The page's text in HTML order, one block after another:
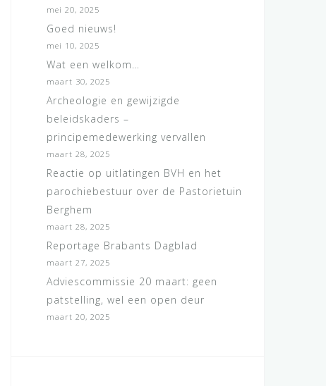
mei 20, 2025
Goed nieuws!
mei 10, 2025
Wat een welkom…
maart 30, 2025
Archeologie en gewijzigde
beleidskaders –
principemedewerking vervallen
maart 28, 2025
Reactie op uitlatingen BVH en het
parochiebestuur over de Pastorietuin
Berghem
maart 28, 2025
Reportage Brabants Dagblad
maart 27, 2025
Adviescommissie 20 maart: geen
patstelling, wel een open deur
maart 20, 2025